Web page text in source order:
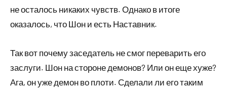
не осталось никаких чувств. Однако в итоге
оказалось, что Шон и есть Наставник.
Так вот почему заседатель не смог переварить его
заслуги. Шон на стороне демонов? Или он еще хуже?
Ага, он уже демон во плоти. Сделали ли его таким